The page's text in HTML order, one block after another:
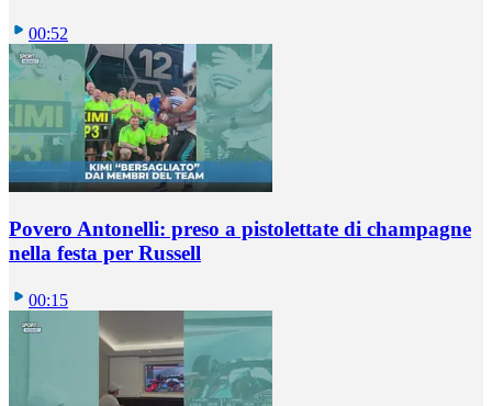
00:52
Povero Antonelli: preso a pistolettate di champagne
nella festa per Russell
00:15